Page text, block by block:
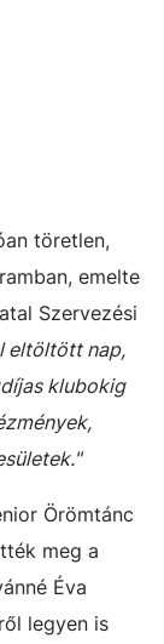
töretlen,
emelte
Szervezési
eltöltött nap,
klubokig
Örömtánc
meg a
Éva
legyen is